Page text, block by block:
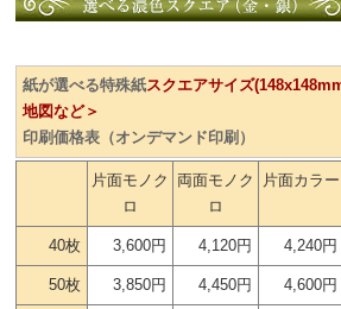
紙が選べる特殊紙スクエアサイズ
地図など＞
印刷価格表（オンデマンド印刷）
片面モノク
ロ
両面モノク
ロ
片面カラー
40枚 3,600円 4,120円 4,240円
50枚 3,850円 4,450円 4,600円